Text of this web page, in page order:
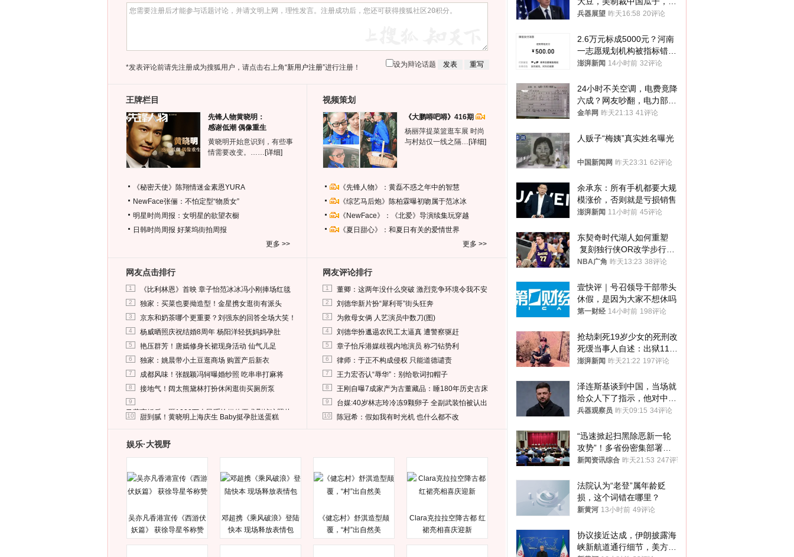
*发表评论前请先注册成为搜狐用户，请点击右上角“新用户注册”进行注册！ 设为辩论话题
王牌栏目
先锋人物黄晓明：
感谢低潮 偶像重生
黄晓明开始意识到，有些事
情需要改变。…… [详细]
《秘密天使》陈翔情迷金素恩YURA
NewFace张俪：不怕定型“物质女”
明星时尚周报：女明星的欲望衣橱
日韩时尚周报 好莱坞街拍周报
更多 >>
视频策划
《大鹏嘚吧嘚》416期
杨丽萍提菜篮逛车展 时尚
与村姑仅一线之隔… [详细]
《先锋人物》：黄磊不惑之年中的智慧
《综艺马后炮》陈柏霖曝初吻属于范冰冰
《NewFace》：《北爱》导演续集玩穿越
《夏日甜心》：和夏日有关的爱情世界
更多 >>
网友点击排行
1 《比利林恩》首映 章子怡范冰冰冯小刚捧场红毯
2 独家：买菜也要拗造型！金星携女逛街有派头
3 京东和奶茶哪个更重要？刘强东的回答全场大笑！
4 杨威晒照庆祝结婚8周年 杨阳洋轻抚妈妈孕肚
5 艳压群芳！唐嫣修身长裙现身活动 仙气儿足
6 独家：姚晨带小土豆逛商场 购置产后新衣
7 成都风味！张靓颖冯轲曝婚纱照 吃串串打麻将
8 接地气！阔太熊黛林打扮休闲逛街买厕所泵
9
马蓉离婚后，砸1000万人民币给媒体要求删掉这照片
10 甜到腻！黄晓明上海庆生 Baby挺孕肚送蛋糕
网友评论排行
1 董卿：这两年没什么突破 激烈竞争环境令我不安
2 刘德华新片扮“犀利哥”街头狂奔
3 为救母女俩 人艺演员中数刀(图)
4 刘德华扮邋遢农民工太逼真 遭警察驱赶
5 章子怡斥港媒歧视内地演员 称刁钻势利
6 律师：于正不构成侵权 只能道德谴责
7 王力宏否认“辱华”：别给歌词扣帽子
8 王刚自曝7成家产为古董藏品：睡180年历史古床
9 台媒:40岁林志玲冷冻9颗卵子 全副武装怕被认出
10 陈冠希：假如我有时光机 也什么都不改
娱乐·大视野
吴亦凡香港宣传《西游伏
妖篇》 获徐导星爷称赞
邓超携《乘风破浪》登陆
快本 现场释放表情包
《健忘村》舒淇造型颠
覆，“村”出自然美
Clara克拉拉空降古都 红
裙亮相喜庆迎新
林肯措辞变了
兵器展望 昨天16:58 20评论
2.6万元标成5000元？河南
一志愿规划机构被指标错学
费致考生复读
澎湃新闻 14小时前 32评论
24小时不关空调，电费竟降
六成？网友吵翻，电力部门
回应→
金羊网 昨天21:13 41评论
人贩子“梅姨”真实姓名曝光
中国新闻网 昨天23:31 62评论
余承东：所有手机都要大规
模涨价，否则就是亏损销售
澎湃新闻 11小时前 45评论
东契奇时代湖人如何重塑
复刻独行侠OR改学步行
者？
NBA广角 昨天13:23 38评论
壹快评｜号召领导干部带头
休假，是因为大家不想休吗
第一财经 14小时前 198评论
抢劫刺死19岁少女的死刑改
死缓当事人自述：出狱11年
间始终刻意躲避被害人家属
澎湃新闻 昨天21:22 197评论
泽连斯基谈到中国，当场就
给众人下了指示，他对中国
和中乌关系，显然又有了新
兵器观察员 昨天09:15 34评论
“迅速掀起扫黑除恶新一轮
攻势”！多省份密集部署，
公布举报方式
新闻资讯综合 昨天21:53 247评论
法院认为“老登”属年龄贬
损，这个词错在哪里？
新黄河 13小时前 49评论
协议接近达成，伊朗披露海
峡新航道通行细节，美方再